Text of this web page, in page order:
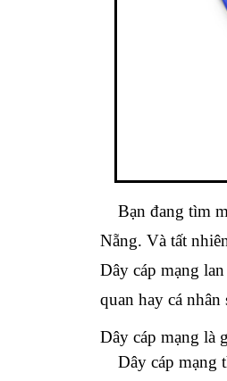
Bạn đang tìm
Nẵng. Và tất
Dây cáp mạng
quan hay cá nhân
Dây cáp mạng là
Dây cáp mạng